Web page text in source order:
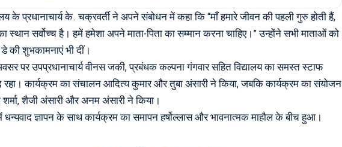
के प्रधानाचार्य के. चक्रवर्ती ने अपने संबोधन में कहा कि “माँ हमारे जीवन की पहली गुरु होती हैं,
स्थान सर्वोच्च है। हमें हमेशा अपने माता-पिता का सम्मान करना चाहिए।” उन्होंने सभी माताओं को
डे की शुभकामनाएं भी दीं।
पर उपप्रधानाचार्य वीनस जकी, प्रबंधक कल्पना गंगवार सहित विद्यालय का समस्त स्टाफ
रहा। कार्यक्रम का संचालन आदित्य कुमार और तुबा अंसारी ने किया, जबकि कार्यक्रम का संयोजन
शर्मा, शैजी अंसारी और अनम अंसारी ने किया।
ज्ञापन के साथ कार्यक्रम का समापन हर्षोल्लास और भावनात्मक माहौल के बीच हुआ।